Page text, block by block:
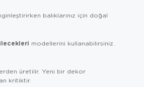
balıklarınız için doğal
modellerini kullanabilirsiniz.
üretilir. Yeni bir dekor
kritiktir.